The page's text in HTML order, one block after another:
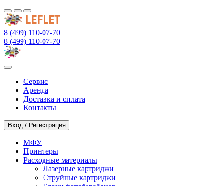
8 (499) 110-07-70
8 (499) 110-07-70
Сервис
Аренда
Доставка и оплата
Контакты
Вход / Регистрация
МФУ
Принтеры
Расходные материалы
Лазерные картриджи
Струйные картриджи